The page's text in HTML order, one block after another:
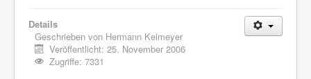
Details
Geschrieben von Hermann Keimeyer
Veröffentlicht: 25. November 2006
Zugriffe: 7331